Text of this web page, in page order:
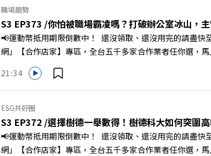
級，化傳統作物為高價值的精品品牌？🔺如何將自身的失
打造子弟能安心安居的未來？ 主持人／遠見雜誌副社長兼
團董事長 謝金河、紙風車劇團創辦人 李永豐、嘉義縣人
>>>https://gvmkt.pse.is/9e5pbz✨關注《遠見》更多的
職場趨勢
S3 EP373 /你怕被職場霸凌嗎？打破辦公室冰山，
📢運動幣抵用期限倒數中！ 還沒領取、還沒用完的請盡
網」【合作店家】專區，全台五千多家合作業者任你選
Firstory Podcast 廣告 —— 你常在職場中感到焦慮、害怕
敗的緊繃感成為日常，我們不能只是委屈討好或一味逃避
爾模式溝通引導師、天下文化新書《透視職場冰山》作者
奇」代替「批判」。即使在變動快速的AI時代，也能幫自
山對話」看穿主管焦慮，將對立化為合作？🔺 怎麼做到「
手裡？ +++++📓《透視職場冰山》新書介紹>>>https://
家優惠>>>https://gvmkt.pse.is/9e5pbz✨關注《遠見》
21:34
ESG共好圈
S3 EP372 /選擇樹德一舉數得！樹德科大如何突圍
📢運動幣抵用期限倒數中！ 還沒領取、還沒用完的請盡
網」【合作店家】專區，全台五千多家合作業者任你選